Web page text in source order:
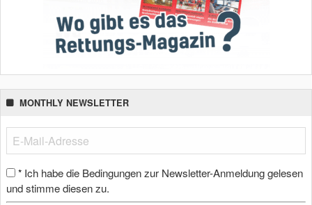
MONTHLY NEWSLETTER
* Ich habe die Bedingungen zur Newsletter-Anmeldung gelesen
und stimme diesen zu.